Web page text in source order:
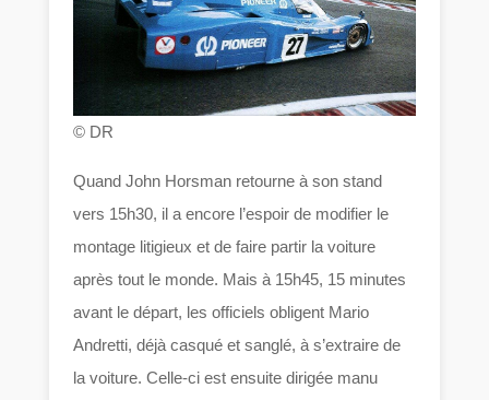
© DR
Quand John Horsman retourne à son stand
vers 15h30, il a encore l’espoir de modifier le
montage litigieux et de faire partir la voiture
après tout le monde. Mais à 15h45, 15 minutes
avant le départ, les officiels obligent Mario
Andretti, déjà casqué et sanglé, à s’extraire de
la voiture. Celle-ci est ensuite dirigée manu